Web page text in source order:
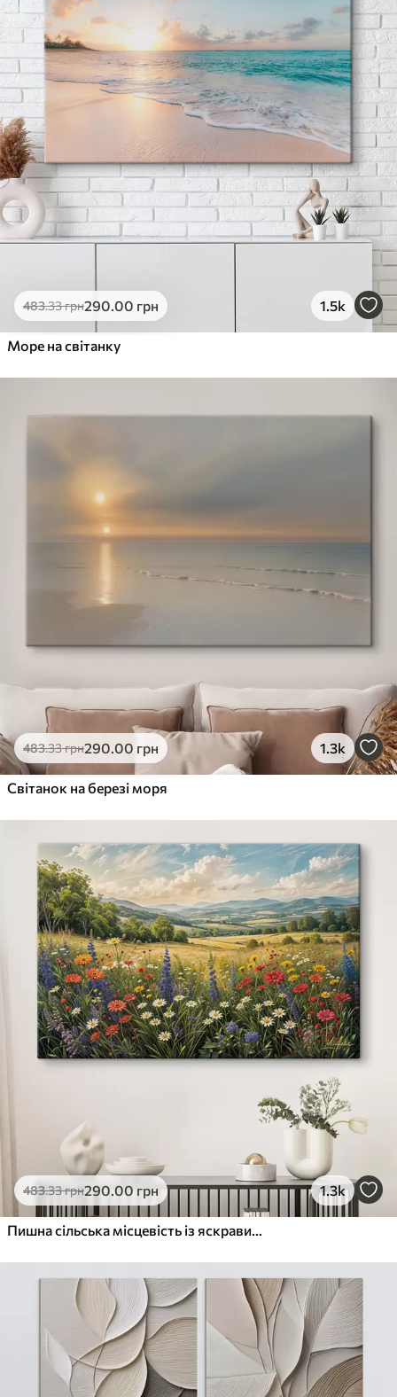
483.33грн290.00 грн 1.5k
Море на світанку
483.33грн290.00 грн 1.3k
Світанок на березі моря
483.33грн290.00 грн 1.3k
Пишна сільська місцевість із яскравим лугом диких квітів, наповненим різнокольоровими квітами під хмарним небом